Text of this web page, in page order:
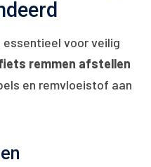
essentieel voor veilig
remmen afstellen
en remvloeistof aan